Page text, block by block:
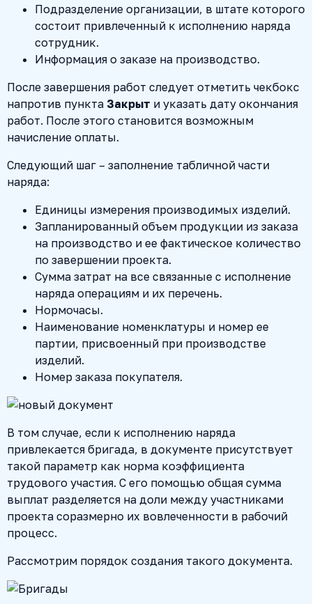
Подразделение организации, в штате которого
состоит привлеченный к исполнению наряда
сотрудник.
Информация о заказе на производство.
После завершения работ следует отметить чекбокс
напротив пункта Закрыт и указать дату окончания
работ. После этого становится возможным
начисление оплаты.
Следующий шаг – заполнение табличной части
наряда:
Единицы измерения производимых изделий.
Запланированный объем продукции из заказа
на производство и ее фактическое количество
по завершении проекта.
Сумма затрат на все связанные с исполнение
наряда операциям и их перечень.
Нормочасы.
Наименование номенклатуры и номер ее
партии, присвоенный при производстве
изделий.
Номер заказа покупателя.
В том случае, если к исполнению наряда
привлекается бригада, в документе присутствует
такой параметр как норма коэффициента
трудового участия. С его помощью общая сумма
выплат разделяется на доли между участниками
проекта соразмерно их вовлеченности в рабочий
процесс.
Рассмотрим порядок создания такого документа.